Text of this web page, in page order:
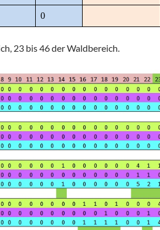
0
23 bis 46 der Waldbereich.